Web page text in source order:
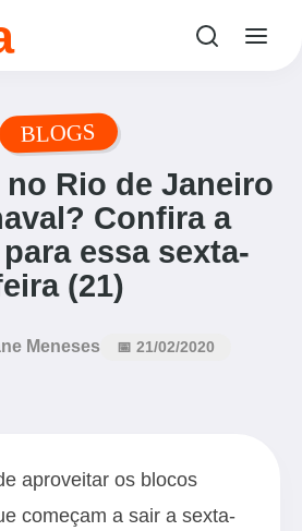
BLOGS
Rio de Janeiro
Confira a
essa sexta-
(21)
Meneses 📅 21/02/2020
aproveitar os blocos
começam a sair a sexta-